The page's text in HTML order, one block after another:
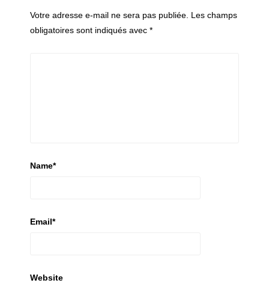
Votre adresse e-mail ne sera pas publiée. Les champs
obligatoires sont indiqués avec *
Name*
Email*
Website